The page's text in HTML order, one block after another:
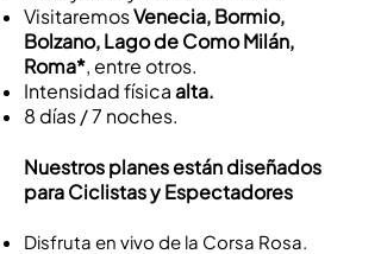
VisitaremosVenecia, Bormio,
Bolzano, Lago de Como Milán,
Roma*, entre otros.
Intensidad física alta.
8 días / 7 noches.
Nuestros planesestándiseñados
para Ciclistas y Espectadores
Disfruta en vivo de la Corsa Rosa.